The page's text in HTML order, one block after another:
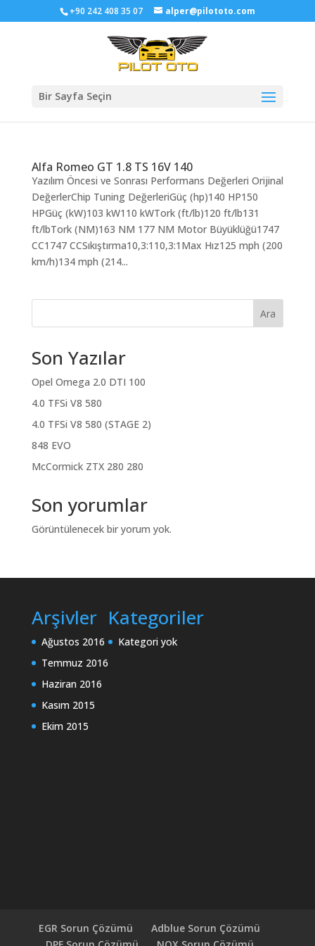
+90 242 408 35 07 alper@pilototo.com
Bir Sayfa Seçin
Alfa Romeo GT 1.8 TS 16V 140
Yazılım Öncesi ve Sonrası Performans Değerleri Orijinal
DeğerlerChip Tuning DeğerleriGüç (hp)140 HP150
HPGüç (kW)103 kW110 kWTork (ft/lb)120 ft/lb131
ft/lbTork (NM)163 NM 177 NM Motor Büyüklüğü1747
CC1747 CCSıkıştırma10,3:110,3:1Max Hız125 mph (200
km/h)134 mph (214...
Ara
Son Yazılar
Opel Omega 2.0 DTI 100
4.0 TFSi V8 580
4.0 TFSi V8 580 (STAGE 2)
848 EVO
McCormick ZTX 280 280
Son yorumlar
Görüntülenecek bir yorum yok.
Arşivler
Ağustos 2016
Temmuz 2016
Haziran 2016
Kasım 2015
Ekim 2015
Kategoriler
Kategori yok
EGR Sorun Çözümü
Adblue Sorun Çözümü